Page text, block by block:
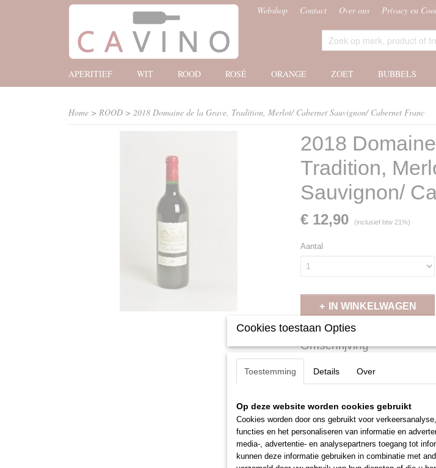
Webshop Contact Over ons Privacy en
APERITIEF WIT ROOD ROSÉ ORANGE ZOET BUBBELS
Home > ROOD > 2018 Domaine de la Grave, Tradition, Merlot/ Cabernet Sauvignon/ Cabernet Franc
2018
Tradition,
Sauvignon/
€ 12,90 (inclusief btw 21%)
Aantal
IN WINKELWAGEN
Omschrijving
De wijn is een blend van 75%
wijnstokken zijn tussen de 20 en 45
kiezel/grind(graves) en zand. De
verschillende
maceratie(weken van de druiven)
Op eiken vaten gelagerd gedurende
verschillende medailles gekregen en
is een typische Merlotwijn met laurier
vormen de zuren en tannines in deze
Cookies toestaan Opties
Toestemming Details Over
Op deze website worden cookies gebruikt
Cookies worden door ons gebruikt voor
functies en het personaliseren van informatie en
media-, advertentie- en analysepartners toegang tot
kunnen deze informatie gebruiken in combinatie met